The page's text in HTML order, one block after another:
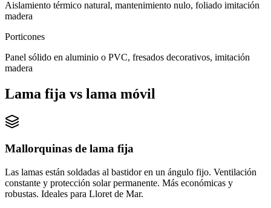
Aislamiento térmico natural, mantenimiento nulo, foliado imitación
madera
Porticones
Panel sólido en aluminio o PVC, fresados decorativos, imitación
madera
Lama fija vs lama móvil
Mallorquinas de lama fija
Las lamas están soldadas al bastidor en un ángulo fijo. Ventilación
constante y protección solar permanente. Más económicas y
robustas. Ideales para Lloret de Mar.